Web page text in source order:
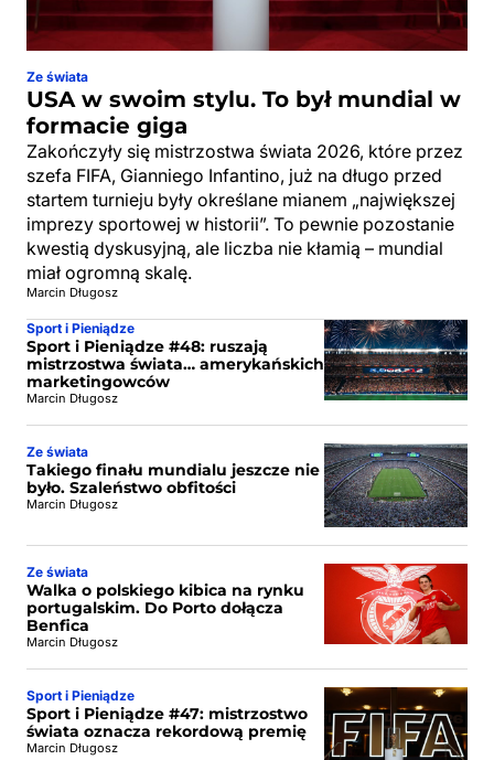
Ze świata
USA w swoim stylu. To był mundial w
formacie giga
Zakończyły się mistrzostwa świata 2026, które przez
szefa FIFA, Gianniego Infantino, już na długo przed
startem turnieju były określane mianem „największej
imprezy sportowej w historii”. To pewnie pozostanie
kwestią dyskusyjną, ale liczba nie kłamią – mundial
miał ogromną skalę.
Marcin Długosz
Sport i Pieniądze
Sport i Pieniądze #48: ruszają
mistrzostwa świata… amerykańskich
marketingowców
Marcin Długosz
Ze świata
Takiego finału mundialu jeszcze nie
było. Szaleństwo obfitości
Marcin Długosz
Ze świata
Walka o polskiego kibica na rynku
portugalskim. Do Porto dołącza
Benfica
Marcin Długosz
Sport i Pieniądze
Sport i Pieniądze #47: mistrzostwo
świata oznacza rekordową premię
Marcin Długosz